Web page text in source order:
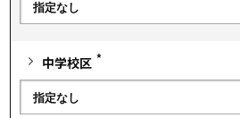
中学校区 *